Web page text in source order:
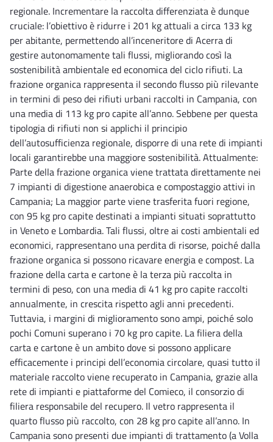
regionale. Incrementare la raccolta differenziata è dunque
cruciale: l’obiettivo è ridurre i 201 kg attuali a circa 133 kg
per abitante, permettendo all’inceneritore di Acerra di
gestire autonomamente tali flussi, migliorando così la
sostenibilità ambientale ed economica del ciclo rifiuti. La
frazione organica rappresenta il secondo flusso più rilevante
in termini di peso dei rifiuti urbani raccolti in Campania, con
una media di 113 kg pro capite all’anno. Sebbene per questa
tipologia di rifiuti non si applichi il principio
dell’autosufficienza regionale, disporre di una rete di impianti
locali garantirebbe una maggiore sostenibilità. Attualmente:
Parte della frazione organica viene trattata direttamente nei
7 impianti di digestione anaerobica e compostaggio attivi in
Campania; La maggior parte viene trasferita fuori regione,
con 95 kg pro capite destinati a impianti situati soprattutto
in Veneto e Lombardia. Tali flussi, oltre ai costi ambientali ed
economici, rappresentano una perdita di risorse, poiché dalla
frazione organica si possono ricavare energia e compost. La
frazione della carta e cartone è la terza più raccolta in
termini di peso, con una media di 41 kg pro capite raccolti
annualmente, in crescita rispetto agli anni precedenti.
Tuttavia, i margini di miglioramento sono ampi, poiché solo
pochi Comuni superano i 70 kg pro capite. La filiera della
carta e cartone è un ambito dove si possono applicare
efficacemente i principi dell’economia circolare, quasi tutto il
materiale raccolto viene recuperato in Campania, grazie alla
rete di impianti e piattaforme del Comieco, il consorzio di
filiera responsabile del recupero. Il vetro rappresenta il
quarto flusso più raccolto, con 28 kg pro capite all’anno. In
Campania sono presenti due impianti di trattamento (a Volla